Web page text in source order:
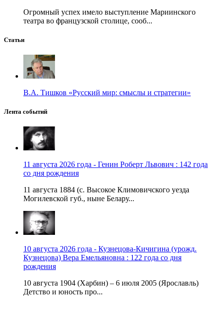
Огромный успех имело выступление Мариинского
театра во французской столице, сооб...
Статьи
В.А. Тишков «Русский мир: смыслы и стратегии»
Лента событий
11 августа 2026 года - Генин Роберт Львович : 142 года
со дня рождения
11 августа 1884 (с. Высокое Климовичского уезда
Могилевской губ., ныне Белару...
10 августа 2026 года - Кузнецова-Кичигина (урожд.
Кузнецова) Вера Емельяновна : 122 года со дня
рождения
10 августа 1904 (Харбин) – 6 июля 2005 (Ярославль)
Детство и юность про...